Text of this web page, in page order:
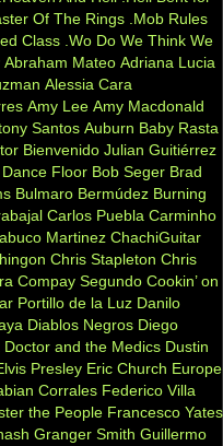
Of The Rings .Mob Rules
Class .Wo Do We Think We
Abraham Mateo Adriana Lucia
Alessia Cara
Amy Lee Amy Macdonald
Santos Auburn Baby Rasta
Bienvenido Julian Guitiérrez
Floor Bob Seger Brad
Bulmaro Bermúdez Burning
Carlos Puebla Carminho
Martinez ChachiGuitar
Chris Stapleton Chris
Compay Segundo Cookin’ on
Portillo de la Luz Danilo
Diablos Negros Diego
Doctor and the Medics Dustin
Presley Eric Church Europe
Corrales Federico Villa
the People Francesco Yates
Granger Smith Guillermo